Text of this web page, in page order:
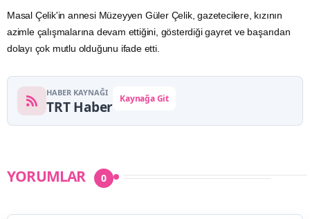
Masal Çelik'in annesi Müzeyyen Güler Çelik, gazetecilere, kızının
azimle çalışmalarına devam ettiğini, gösterdiği gayret ve başarıdan
dolayı çok mutlu olduğunu ifade etti.
HABER KAYNAĞI
TRT Haber Kaynağa Git
YORUMLAR 0